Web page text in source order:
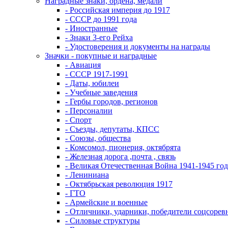
- Российская империя до 1917
- СССР до 1991 года
- Иностранные
- Знаки 3-его Рейха
- Удостоверения и документы на награды
Значки - покупные и наградные
- Авиация
- СССР 1917-1991
- Даты, юбилеи
- Учебные заведения
- Гербы городов, регионов
- Персоналии
- Спорт
- Съезды, депутаты, КПСС
- Союзы, общества
- Комсомол, пионерия, октябрята
- Железная дорога ,почта , связь
- Великая Отечественная Война 1941-1945
- Лениниана
- Октябрьская революция 1917
- ГТО
- Армейские и военные
- Отличники, ударники, победители
- Силовые структуры